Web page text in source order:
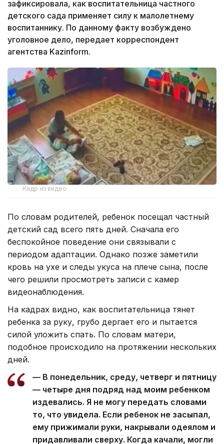
зафиксировала, как воспитательница частного
детского сада применяет силу к малолетнему
воспитаннику. По данному факту возбуждено
уголовное дело, передает корреспондент
агентства Kazinform.
Кадр из видео
По словам родителей, ребенок посещал частный
детский сад всего пять дней. Сначала его
беспокойное поведение они связывали с
периодом адаптации. Однако позже заметили
кровь на ухе и следы укуса на плече сына, после
чего решили просмотреть записи с камер
видеонаблюдения.
На кадрах видно, как воспитательница тянет
ребенка за руку, грубо дергает его и пытается
силой уложить спать. По словам матери,
подобное происходило на протяжении нескольких
дней.
— В понедельник, среду, четверг и пятницу
— четыре дня подряд над моим ребенком
издевались. Я не могу передать словами
то, что увидела. Если ребенок не засыпал,
ему прижимали руки, накрывали одеялом и
придавливали сверху. Когда качали, могли